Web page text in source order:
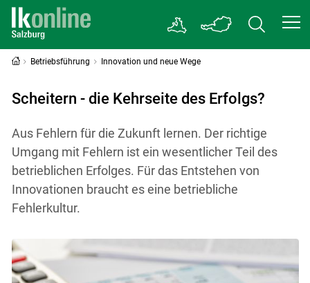
Betriebsführung Innovation und neue Wege
Scheitern - die Kehrseite des Erfolgs?
Aus Fehlern für die Zukunft lernen. Der richtige
Umgang mit Fehlern ist ein wesentlicher Teil des
betrieblichen Erfolges. Für das Entstehen von
Innovationen braucht es eine betriebliche
Fehlerkultur.